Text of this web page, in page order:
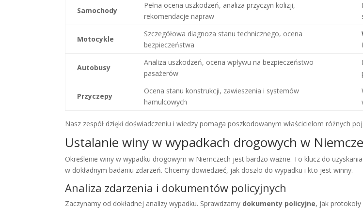
Samochody
Pełna ocena uszkodzeń, analiza przyczyn kolizji,
rekomendacje napraw
Motocykle
Szczegółowa diagnoza stanu technicznego, ocena
bezpieczeństwa
Autobusy
Analiza uszkodzeń, ocena wpływu na bezpieczeństwo
pasażerów
Przyczepy
Ocena stanu konstrukcji, zawieszenia i systemów
hamulcowych
Nasz zespół dzięki doświadczeniu i wiedzy pomaga poszkodowanym właścicielom różnych
Ustalanie winy w wypadkach drogowych w
Określenie winy w wypadku drogowym w Niemczech jest bardzo ważne. To klucz do
w dokładnym badaniu zdarzeń. Chcemy dowiedzieć, jak doszło do wypadku i kto jest winny.
Analiza zdarzenia i dokumentów policyjnych
Zaczynamy od dokładnej analizy wypadku. Sprawdzamy dokumenty policyjne, jak